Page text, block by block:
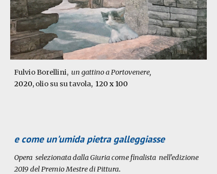
Fulvio Borellini, un gattino a Portovenere,
2020, olio su su tavola, 120 x 100
e come un'umida pietra galleggiasse
Opera selezionata dalla Giuria come finalista nell'edizione
2019 del Premio Mestre di Pittura.